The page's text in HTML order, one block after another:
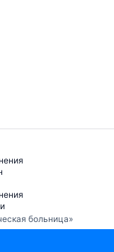
больница»
декабря 2020 года,
Татарстан.